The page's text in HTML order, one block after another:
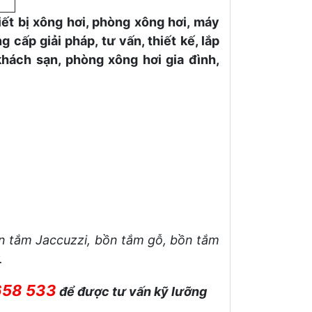
bị xông hơi, phòng xông hơi, máy
cấp giải pháp, tư vấn, thiết kế, lắp
sạn, phòng xông hơi gia đình,
tắm Jaccuzzi, bồn tắm gỗ, bồn tắm
533 để được tư vấn kỹ lưỡng